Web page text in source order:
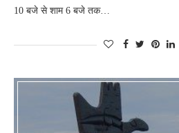
10 बजे से शाम 6 बजे तक…